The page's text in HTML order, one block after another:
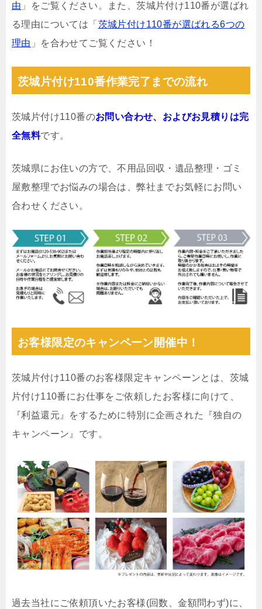
由 」をご覧ください。また、茨城片付け110番が選ばれ
る理由については「 茨城片付け110番が選ばれる6つの
理由 」を合わせてご覧ください！
茨城片付け110番作業完了までの流れ
茨城片付け110番のお問い合わせ、およびお見積りは完
全無料です。
茨城県にお住いの方で、不用品回収・遺品整理・ゴミ
屋敷整理でお悩みの場合は、弊社までお気軽にお問い
合わせください。
お客様限定のキャンペーン開催中！
茨城片付け110番のお客様限定キャンペーンとは、茨城
片付け110番にお仕事をご依頼したお客様に向けて、
『利益還元』をするために特別に企画された『独自の
キャンペーン』です。
過去当社にご依頼頂いたお客様(回数、金額問わず)に、